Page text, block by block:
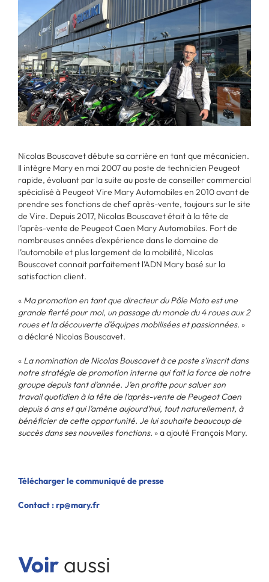
Nicolas Bouscavet débute sa carrière en tant que mécanicien.
Il intègre Mary en mai 2007 au poste de technicien Peugeot
rapide, évoluant par la suite au poste de conseiller commercial
spécialisé à Peugeot Vire Mary Automobiles en 2010 avant de
prendre ses fonctions de chef après-vente, toujours sur le site
de Vire. Depuis 2017, Nicolas Bouscavet était à la tête de
l’après-vente de Peugeot Caen Mary Automobiles. Fort de
nombreuses années d’expérience dans le domaine de
l’automobile et plus largement de la mobilité, Nicolas
Bouscavet connait parfaitement l’ADN Mary basé sur la
satisfaction client.
« Ma promotion en tant que directeur du Pôle Moto est une
grande fierté pour moi, un passage du monde du 4 roues aux 2
roues et la découverte d’équipes mobilisées et passionnées. »
a déclaré Nicolas Bouscavet.
« La nomination de Nicolas Bouscavet à ce poste s’inscrit dans
notre stratégie de promotion interne qui fait la force de notre
groupe depuis tant d’année. J’en profite pour saluer son
travail quotidien à la tête de l’après-vente de Peugeot Caen
depuis 6 ans et qui l’amène aujourd’hui, tout naturellement, à
bénéficier de cette opportunité. Je lui souhaite beaucoup de
succès dans ses nouvelles fonctions. » a ajouté François Mary.
Télécharger le communiqué de presse
Contact :rp@mary.fr
Voir aussi